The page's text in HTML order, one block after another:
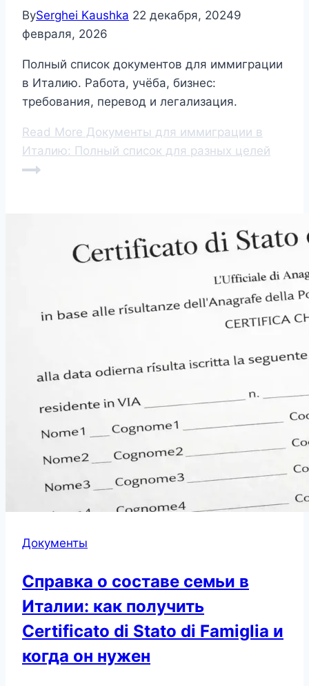
BySerghei Kaushka 22 декабря, 20249
февраля, 2026
Полный список документов для иммиграции
в Италию. Работа, учёба, бизнес:
требования, перевод и легализация.
Read More Документы для иммиграции в
Италию: Полный список для разных целей
Документы
Справка о составе семьи в
Италии: как получить
Certificato di Stato di Famiglia и
когда он нужен